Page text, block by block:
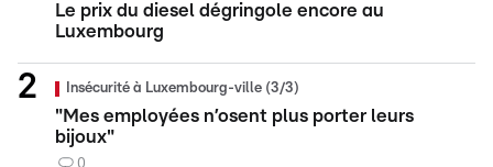
Le prix du diesel dégringole encore au
Luxembourg
Insécurité à Luxembourg-ville (3/3)
"Mes employées n’osent plus porter leurs
bijoux"